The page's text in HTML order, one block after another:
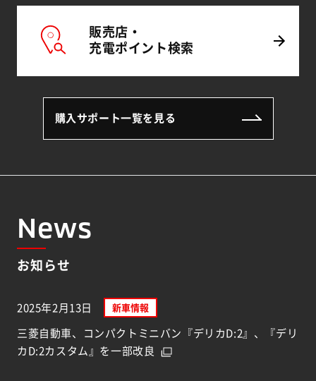
販売店・
充電ポイント検索
購入サポート一覧を見る
News
お知らせ
2025年2月13日 新車情報
三菱自動車、コンパクトミニバン『デリカD:2』、『デリ
カD:2カスタム』を一部改良